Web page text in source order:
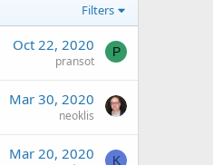
Filters
Oct 22, 2020
pransot
P
Mar 30, 2020
neoklis
Mar 20, 2020 Κ